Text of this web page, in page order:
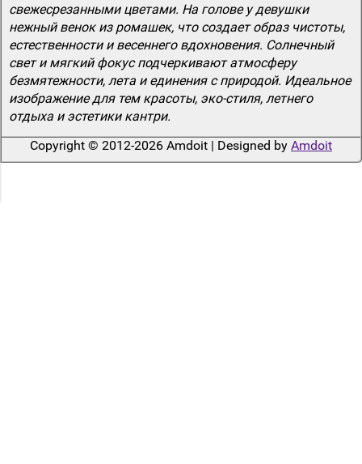
свежесрезанными цветами. На голове у девушки
нежный венок из ромашек, что создает образ чистоты,
естественности и весеннего вдохновения. Солнечный
свет и мягкий фокус подчеркивают атмосферу
безмятежности, лета и единения с природой. Идеальное
изображение для тем красоты, эко-стиля, летнего
отдыха и эстетики кантри.
Copyright © 2012-2026 Amdoit | Designed by Amdoit